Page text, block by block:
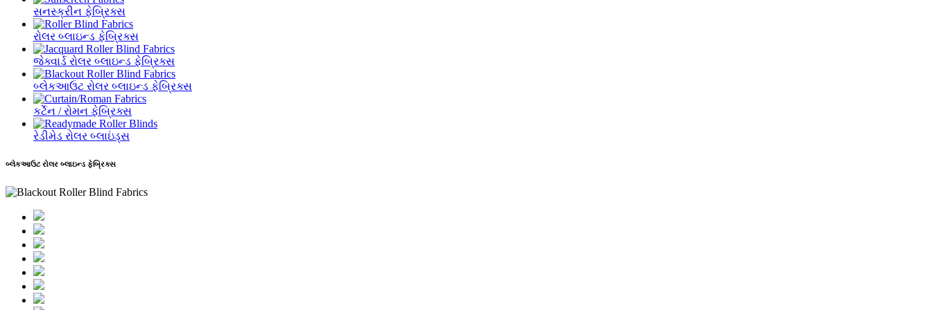
સનસ્ક્રીન ફેબ્રિક્સ
રોલર બ્લાઇન્ડ ફેબ્રિક્સ
જેક્વાર્ડ રોલર બ્લાઇન્ડ ફેબ્રિક્સ
બ્લેકઆઉટ રોલર બ્લાઇન્ડ ફેબ્રિક્સ
કર્ટેન / રોમન ફેબ્રિક્સ
રેડીમેડ રોલર બ્લાઇંડ્સ
બ્લેકઆઉટ રોલર બ્લાઇન્ડ ફેબ્રિક્સ